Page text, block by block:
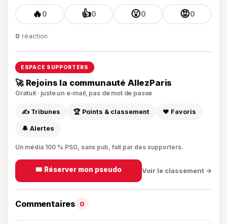
🔥0 👍0 😮0 😡0
0 réaction
ESPACE SUPPORTERS
🚀 Rejoins la communauté AllezParis
Gratuit · juste un e-mail, pas de mot de passe
✍️ Tribunes 🏆 Points & classement ❤️ Favoris
🔔 Alertes
Un média 100 % PSG, sans pub, fait par des supporters.
🎟️ Réserver mon pseudo Voir le classement →
Commentaires 0